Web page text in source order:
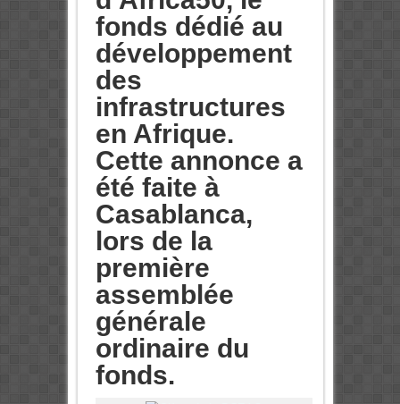
fonds dédié au
développement
des
infrastructures
en Afrique.
Cette annonce a
été faite à
Casablanca,
lors de la
première
assemblée
générale
ordinaire du
fonds.